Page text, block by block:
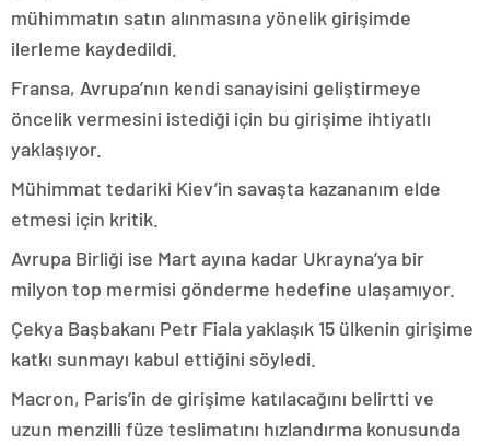
mühimmatın satın alınmasına yönelik girişimde
ilerleme kaydedildi.
Fransa, Avrupa’nın kendi sanayisini geliştirmeye
öncelik vermesini istediği için bu girişime ihtiyatlı
yaklaşıyor.
Mühimmat tedariki Kiev’in savaşta kazananım elde
etmesi için kritik.
Avrupa Birliği ise Mart ayına kadar Ukrayna’ya bir
milyon top mermisi gönderme hedefine ulaşamıyor.
Çekya Başbakanı Petr Fiala yaklaşık 15 ülkenin girişime
katkı sunmayı kabul ettiğini söyledi.
Macron, Paris’in de girişime katılacağını belirtti ve
uzun menzilli füze teslimatını hızlandırma konusunda